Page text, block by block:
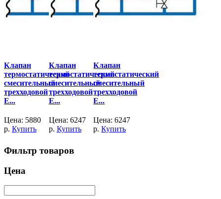
Клапан
термостатический
смесительный
трехходовой
E...
Цена: 5880
р. Купить
Клапан
термостатический
смесительный
трехходовой
E...
Цена: 6247
р. Купить
Клапан
термостатический
смесительный
трехходовой
E...
Цена: 6247
р. Купить
Фильтр товаров
Цена